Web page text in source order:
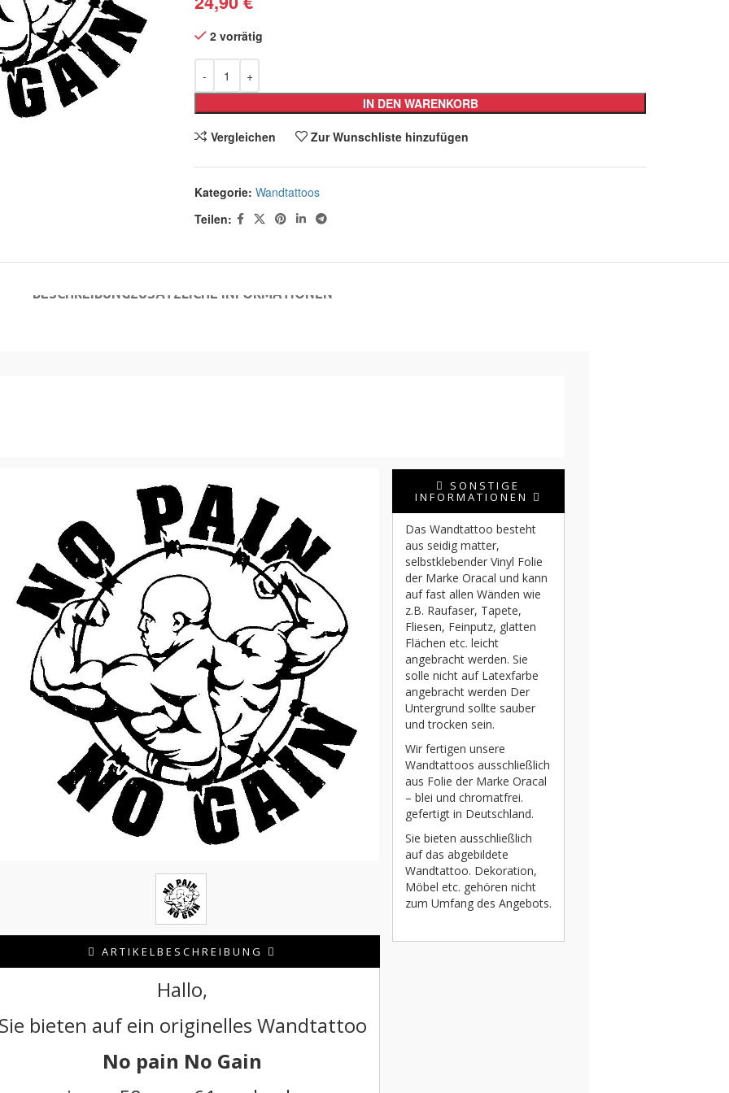
2 vorrätig
IN DEN WARENKORB
Vergleichen Zur Wunschliste hinzufügen
Kategorie: Wandtattoos
Teilen:
BESCHREIBUNGZUSÄTZLICHE INFORMATIONEN
ARTIKELBESCHREIBUNG
Hallo,
bieten auf ein originelles Wandtattoo
No pain No Gain
SONSTIGE
INFORMATIONEN
Das Wandtattoo besteht
aus seidig matter,
selbstklebender Vinyl Folie
der Marke Oracal und kann
auf fast allen Wänden wie
z.B. Raufaser, Tapete,
Fliesen, Feinputz, glatten
Flächen etc. leicht
angebracht werden. Sie
solle nicht auf Latexfarbe
angebracht werden Der
Untergrund sollte sauber
und trocken sein.
Wir fertigen unsere
Wandtattoos ausschließlich
aus Folie der Marke Oracal
– blei und chromatfrei.
gefertigt in Deutschland.
Sie bieten ausschließlich
auf das abgebildete
Wandtattoo. Dekoration,
Möbel etc. gehören nicht
zum Umfang des Angebots.